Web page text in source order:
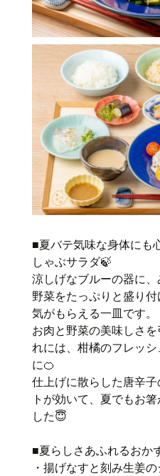
■夏バテ気味な身体にも
しゃぶサラダ🍃
涼しげなブルーの器に
野菜をたっぷりと盛り
気がもらえる一皿です。
お肉と野菜の美味しさ
れには、柑橘のフレッ
に🍊
仕上げに散らした唐辛
トが効いて、夏でもお
した😇
■夏らしさあふれるおか
・揚げなすと刻み生姜